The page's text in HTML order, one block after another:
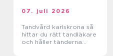
07. juli 2026
Tandvård karlskrona så
hittar du rätt tandläkare
och håller tänderna